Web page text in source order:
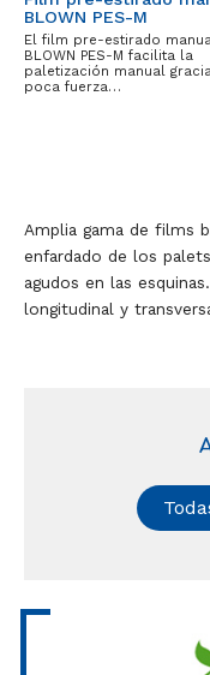
BLOWN PES-M
El film pre-estirado
BLOWN PES-M facilita la
paletización manual
poca fuerza…
Amplia gama de films
enfardado de los
agudos en las
longitudinal y